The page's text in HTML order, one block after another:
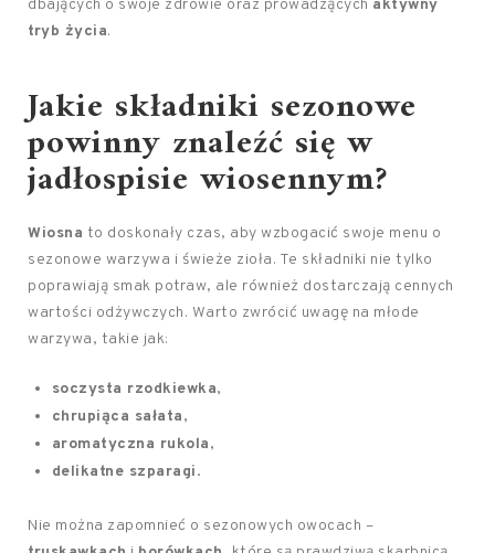
dbających o swoje zdrowie oraz prowadzących aktywny
tryb życia.
Jakie składniki sezonowe
powinny znaleźć się w
jadłospisie wiosennym?
Wiosna to doskonały czas, aby wzbogacić swoje menu o
sezonowe warzywa i świeże zioła. Te składniki nie tylko
poprawiają smak potraw, ale również dostarczają cennych
wartości odżywczych. Warto zwrócić uwagę na młode
warzywa, takie jak:
soczysta rzodkiewka,
chrupiąca sałata,
aromatyczna rukola,
delikatne szparagi.
Nie można zapomnieć o sezonowych owocach –